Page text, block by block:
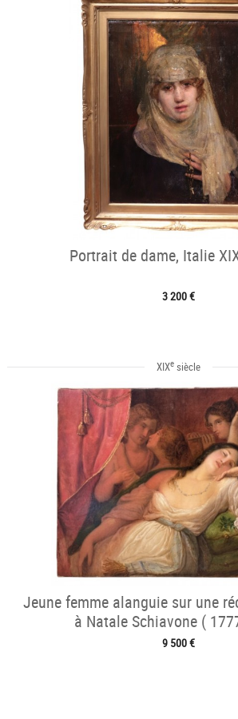
Portrait de dame, Italie
3 200 €
XIXe siècle
Jeune femme alanguie sur une
à Natale Schiavone (
9 500 €